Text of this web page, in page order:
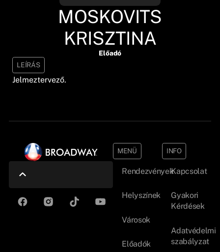
MOSKOVITS
KRISZTINA
Előadó
LEÍRÁS
Jelmeztervező.
MENÜ
Rendezvények
Helyszínek
Városok
Előadók
INFO
Kapcsolat
Gyakori
Kérdések
Adatvédelmi
szabályzat